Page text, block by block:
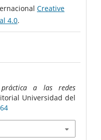
Creative
4.0.
a las redes
Universidad del